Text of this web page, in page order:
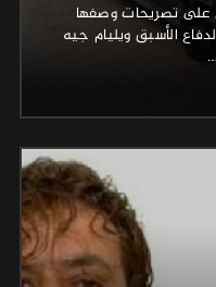
على تصريحات وصفها
الأسبق ويليام جيه